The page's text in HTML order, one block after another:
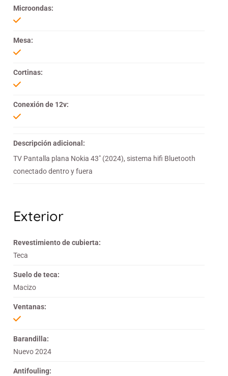
Microondas:
Mesa:
Cortinas:
Conexión de 12v:
Descripción adicional:
TV Pantalla plana Nokia 43" (2024), sistema hifi Bluetooth
conectado dentro y fuera
Exterior
Revestimiento de cubierta:
Teca
Suelo de teca:
Macizo
Ventanas:
Barandilla:
Nuevo 2024
Antifouling: